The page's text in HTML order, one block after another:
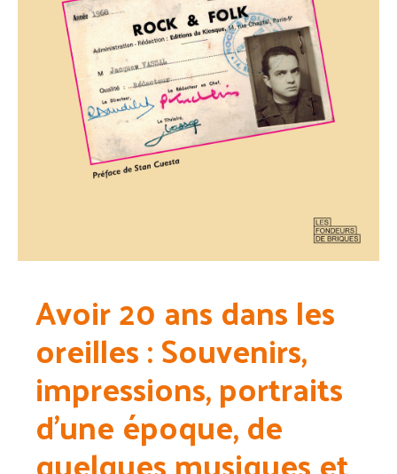
Avoir 20 ans dans les
oreilles : Souvenirs,
impressions, portraits
d’une époque, de